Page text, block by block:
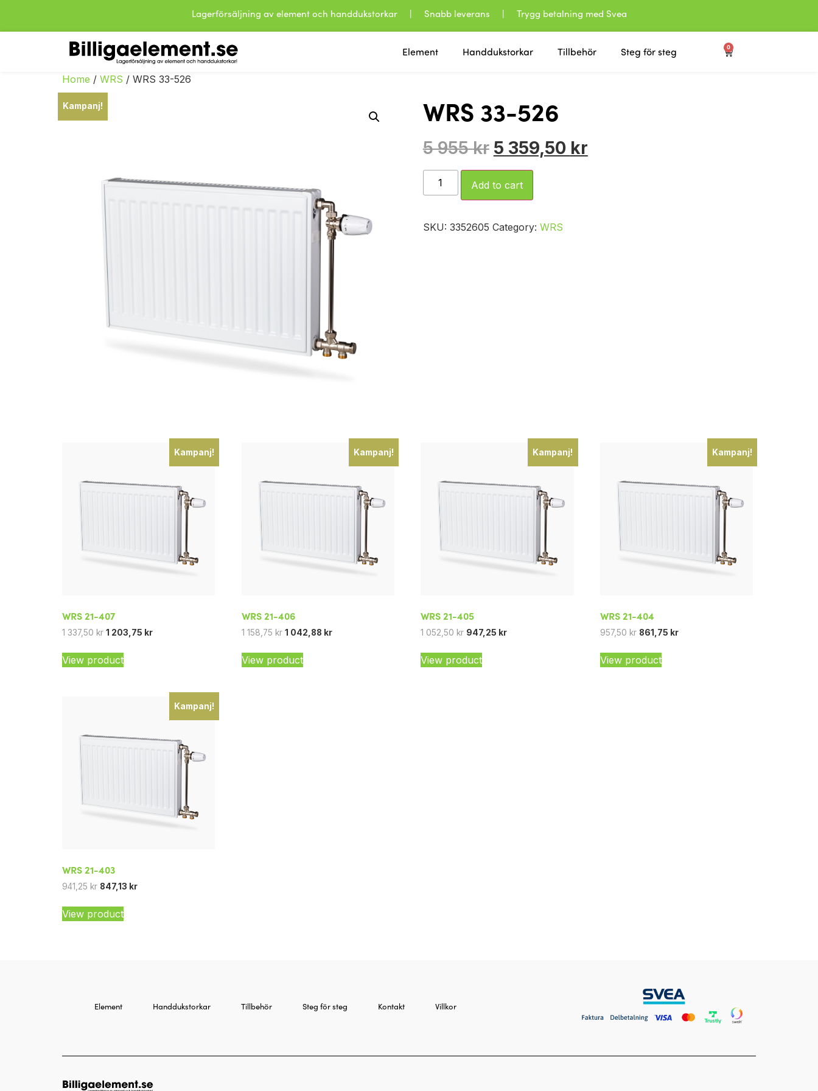
Lagerförsäljning av element och handdukstorkar | Snabb leverans | Trygg betalning med Svea
Element Handdukstorkar Tillbehör Steg för steg 0
Home / WRS / WRS 33-526
Kampanj! WRS 33-526
5 955kr 5 359,50 kr
Add to cart
SKU: 3352605 Category: WRS
Kampanj!
WRS 21-407
1 337,50 kr 1 203,75 kr
View product
Kampanj!
WRS 21-406
1 158,75 kr 1 042,88 kr
View product
Kampanj!
WRS 21-405
1 052,50 kr 947,25 kr
View product
Kampanj!
WRS 21-404
957,50 kr 861,75 kr
View product
Kampanj!
WRS 21-403
941,25 kr 847,13 kr
View product
Element Handdukstorkar Tillbehör Steg för steg Kontakt Villkor